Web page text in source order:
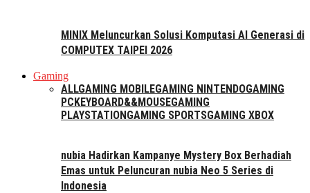
MINIX Meluncurkan Solusi Komputasi AI Generasi di
COMPUTEX TAIPEI 2026
Gaming
ALLGAMING MOBILEGAMING NINTENDOGAMING
PC KEYBOARD&&MOUSEGAMING
PLAYSTATION GAMING SPORTSGAMING XBOX
nubia Hadirkan Kampanye Mystery Box Berhadiah
Emas untuk Peluncuran nubia Neo 5 Series di
Indonesia